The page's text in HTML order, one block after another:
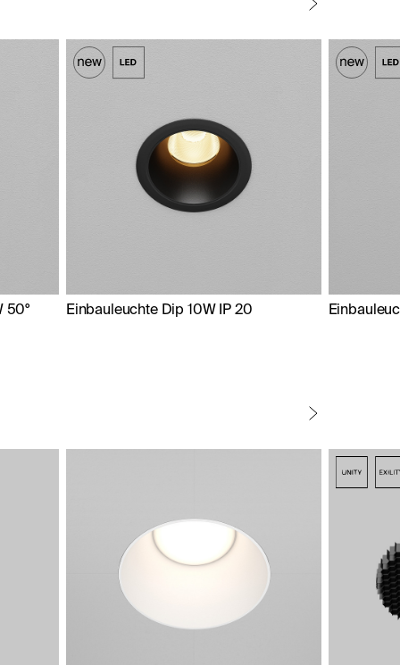
50° Einbauleuchte Dip 10W IP 20